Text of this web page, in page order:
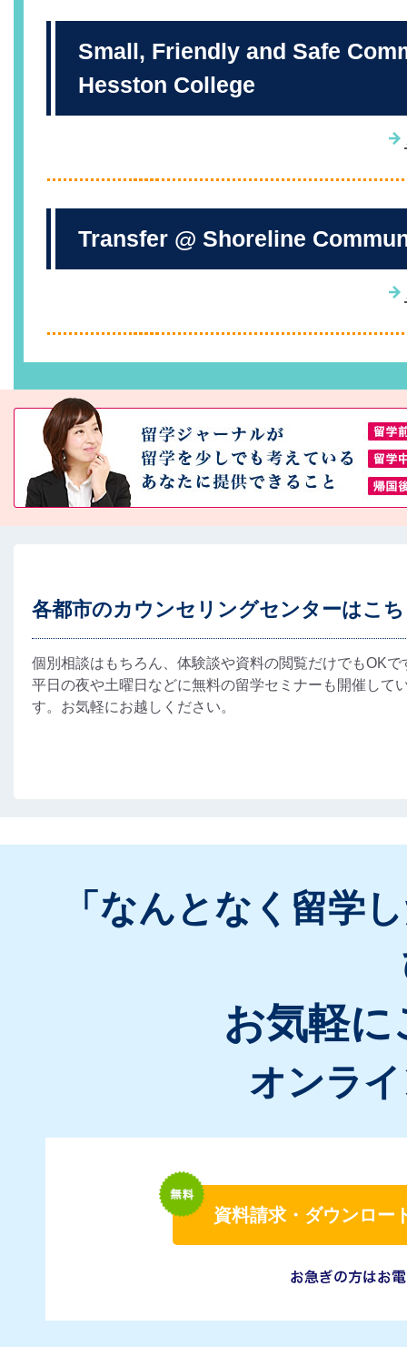
Small, Friendly and Safe
Hesston College
Transfer @ Shoreline
各都市のカウンセリングセンターはこ
個別相談はもちろん、体験談や資料の閲覧だけでもOKで
平日の夜や土曜日などに無料の留学セミナーも開催して
す。お気軽にお越しください。
「なんとなく留学
お気軽
オンラ
資料請求・ダウンロー